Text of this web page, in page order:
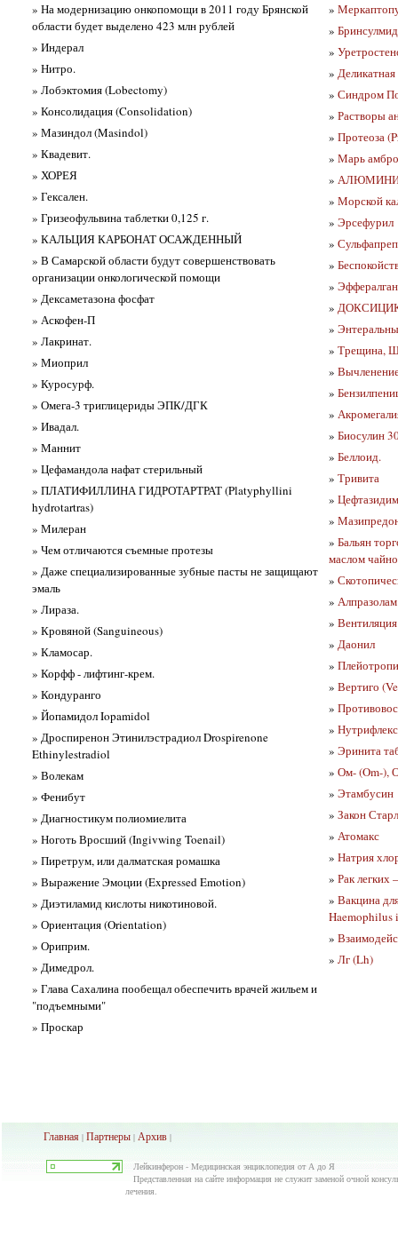
» На модернизацию онкопомощи в 2011 году Брянской
области будет выделено 423 млн рублей
» Индерал
» Нитро.
» Лобэктомия (Lobectomy)
» Консолидация (Consolidation)
» Мазиндол (Masindol)
» Квадевит.
» ХОРЕЯ
» Гексален.
» Гризеофульвина таблетки 0,125 г.
» КАЛЬЦИЯ КАРБОНАТ ОСАЖДЕННЫЙ
» В Самарской области будут совершенствовать
организации онкологической помощи
» Дексаметазона фосфат
» Аскофен-П
» Лакринат.
» Миоприл
» Куросурф.
» Омега-3 триглицериды ЭПК/ДГК
» Ивадал.
» Маннит
» Цефамандола нафат стерильный
» ПЛАТИФИЛЛИНА ГИДРОТАРТРАТ (Platyphyllini
hydrotartras)
» Милеран
» Чем отличаются съемные протезы
» Даже специализированные зубные пасты не защищают
эмаль
» Лираза.
» Кровяной (Sanguineous)
» Кламосар.
» Корфф - лифтинг-крем.
» Кондуранго
» Йопамидол Iopamidol
» Дроспиренон Этинилэстрадиол Drospirenone
Ethinylestradiol
» Волекам
» Фенибут
» Диагностикум полиомиелита
» Ноготь Вросший (Ingivwing Toenail)
» Пиретрум, или далматская ромашка
» Выражение Эмоции (Expressed Emotion)
» Диэтиламид кислоты никотиновой.
» Ориентация (Orientation)
» Ориприм.
» Димедрол.
» Глава Сахалина пообещал обеспечить врачей жильем и
"подъемными"
» Проскар
»
»
»
»
» Синдром
» Растворы
» Протеоза
» Марь
»
» Морской
» Эрсефурил
»
»
»
»
»
» Трещина,
»
»
»
» Биосулин
» Беллоид.
» Тривита
»
»
» Бальян
маслом
»
»
»
» Даонил
»
» Вертиго
»
»
» Эринита
» Ом- (Om-),
» Этамбусин
» Закон
» Атомакс
» Натрия
» Рак легких
» Вакцина
Haemophilus
»
» Лг (Lh)
Главная | Партнеры | Архив |
Лейкинферон - Медицинская энциклопедия от А до Я
Представленная на сайте информация не служит заменой очной
лечения.